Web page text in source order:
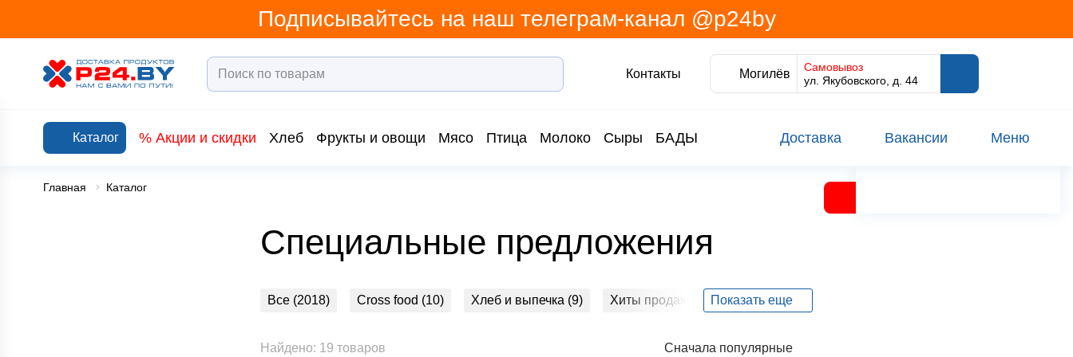
Подписывайтесь на наш телеграм-канал @p24by
Контакты Могилёв
Самовывоз
ул. Якубовского, д. 44
Каталог % Акции и скидки Хлеб Фрукты и овощи Мясо Птица Молоко Сыры БАДЫ Доставка Вакансии Меню
Главная Каталог
Специальные предложения
Все (2018) Cross food (10) Хлеб и выпечка (9) Хиты продаж (52)Показать еще
Найдено: 19 товаров Сначала популярные